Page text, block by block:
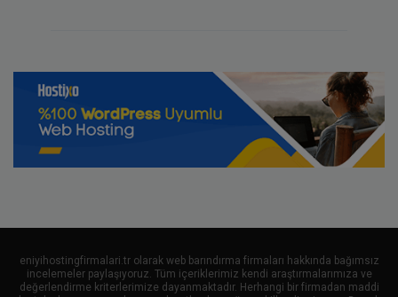
eniyihostingfirmalari.tr olarak web barındırma firmaları hakkında bağımsız
incelemeler paylaşıyoruz. Tüm içeriklerimiz kendi araştırmalarımıza ve
değerlendirme kriterlerimize dayanmaktadır. Herhangi bir firmadan maddi